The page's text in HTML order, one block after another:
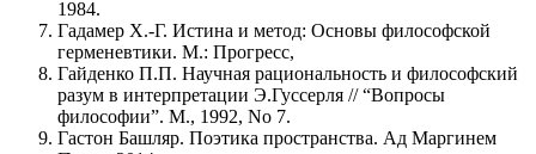
1984.
Гадамер Х.-Г. Истина и метод: Основы философской
герменевтики. М.: Прогресс,
Гайденко П.П. Научная рациональность и философский
разум в интерпретации Э.Гуссерля // “Вопросы
философии”. М., 1992, No 7.
Гастон Башляр. Поэтика пространства. Ад Маргинем